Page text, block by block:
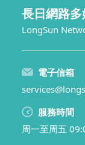
長日網路
LongSun
電子信箱
服務時間
周一至周五